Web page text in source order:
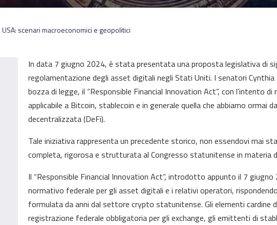
scenari macroeconomici e geopolitici
In data 7 giugno 2024, è stata presentata una proposta legislativa di
regolamentazione degli asset digitali negli Stati Uniti. I senatori
bozza di legge, il “Responsible Financial Innovation Act”, con l’intento
applicabile a Bitcoin, stablecoin e in generale quella che abbiamo ormai
decentralizzata (DeFi).
Tale iniziativa rappresenta un precedente storico, non essendovi mai
completa, rigorosa e strutturata al Congresso statunitense in materia
Il “Responsible Financial Innovation Act”, introdotto appunto il 7
normativo federale per gli asset digitali e i relativi operatori,
formulata da anni dal settore crypto statunitense. Gli elementi cardine
registrazione federale obbligatoria per gli exchange, gli emittenti di